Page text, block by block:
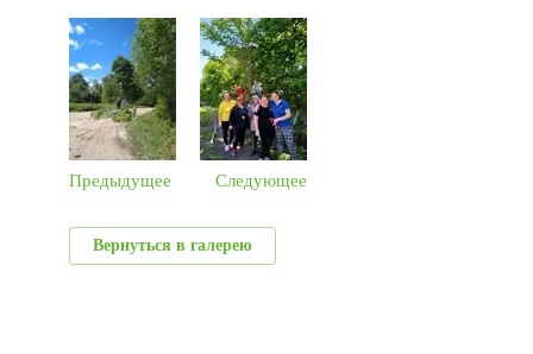
Предыдущее Следующее
Вернуться в галерею